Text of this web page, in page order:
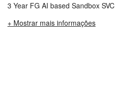
3 Year FG AI based Sandbox SVC
+ Mostrar mais informações